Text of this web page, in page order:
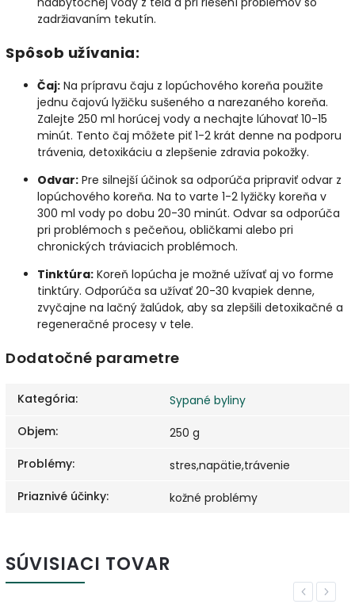
zadržiavaním tekutín.
Spôsob užívania:
Čaj: Na prípravu čaju z lopúchového koreňa použite
jednu čajovú lyžičku sušeného a narezaného koreňa.
Zalejte 250 ml horúcej vody a nechajte lúhovať 10-15
minút. Tento čaj môžete piť 1-2 krát denne na podporu
trávenia, detoxikáciu a zlepšenie zdravia pokožky.
Odvar: Pre silnejší účinok sa odporúča pripraviť odvar z
lopúchového koreňa. Na to varte 1-2 lyžičky koreňa v
300 ml vody po dobu 20-30 minút. Odvar sa odporúča
pri problémoch s pečeňou, obličkami alebo pri
chronických tráviacich problémoch.
Tinktúra: Koreň lopúcha je možné užívať aj vo forme
tinktúry. Odporúča sa užívať 20-30 kvapiek denne,
zvyčajne na lačný žalúdok, aby sa zlepšili detoxikačné a
regeneračné procesy v tele.
Dodatočné parametre
Kategória:
Sypané byliny
Objem:
250 g
Problémy:
stres,napätie,trávenie
Priaznivé účinky: kožné problémy
SÚVISIACI TOVAR
Previous
Next